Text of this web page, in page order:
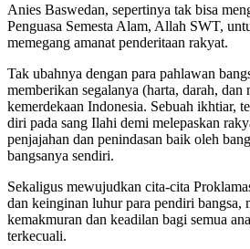
Anies Baswedan, sepertinya tak bisa
Penguasa Semesta Alam, Allah SWT,
memegang amanat penderitaan rakyat.
Tak ubahnya dengan para pahlawan
memberikan segalanya (harta, darah, dan
kemerdekaan Indonesia. Sebuah ikhtiar,
diri pada sang Ilahi demi melepaskan
penjajahan dan penindasan baik oleh
bangsanya sendiri.
Sekaligus mewujudkan cita-cita
dan keinginan luhur para pendiri bangsa,
kemakmuran dan keadilan bagi semua
terkecuali.